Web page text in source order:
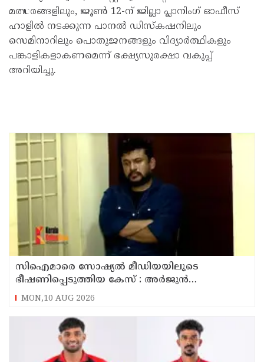
മത്സരങ്ങളിലും, ജൂൺ 12-ന് ജില്ലാ പ്ലാനിംഗ് ഓഫീസ്
ഹാളിൽ നടക്കുന്ന പാനൽ ഡിസ്കഷനിലും
സെമിനാറിലും പൊതുജനങ്ങളും വിദ്യാർത്ഥികളും
പങ്കാളികളാകണമെന്ന് ഭക്ഷ്യസുരക്ഷാ വകുപ്പ്
അറിയിച്ചു.
സിഐമാരെ സോഷ്യൽ മീഡിയയിലൂടെ
ഭീഷണിപ്പെടുത്തിയ കേസ് : അർജുൻ
ആയങ്കിയുടെ വീട്ടിൽ നിന്നും ലാപ്ടോപ്പ്
പിടിച്ചെടുത്ത്‌ പോലീസ്
MON,10 AUG 2026